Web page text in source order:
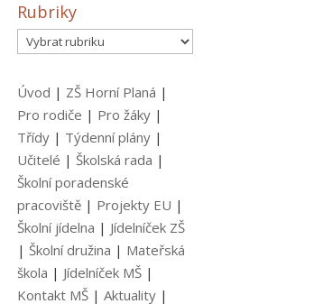
Rubriky
Rubriky
Úvod | ZŠ Horní Planá |
Pro rodiče | Pro žáky |
Třídy | Týdenní plány |
Učitelé |Školská rada |
Školní poradenské
pracoviště | Projekty EU |
Školní jídelna | Jídelníček ZŠ
|Školní družina | Mateřská
škola | Jídelníček MŠ |
Kontakt MŠ |Aktuality |